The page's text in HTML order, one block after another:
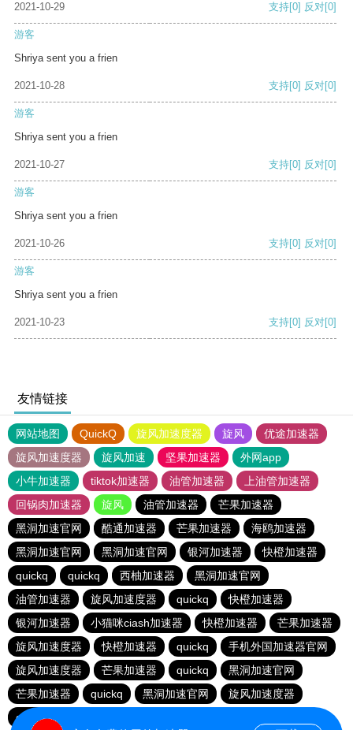
2021-10-29 支持[0] 反对[0]
游客
Shriya sent you a frien
2021-10-28 支持[0] 反对[0]
游客
Shriya sent you a frien
2021-10-27 支持[0] 反对[0]
游客
Shriya sent you a frien
2021-10-26 支持[0] 反对[0]
游客
Shriya sent you a frien
2021-10-23 支持[0] 反对[0]
友情链接
网站地图 QuickQ 旋风加速度器 旋风
优途加速器
旋风加速度器
旋风加速 坚果加速器
外网app
小牛加速器
tiktok加速器 油管加速器
上油管加速器
回锅肉加速器
旋风 油管加速器
芒果加速器
黑洞加速官网
酷通加速器 芒果加速器
海鸥加速器
黑洞加速官网
黑洞加速官网 银河加速器
快橙加速器
quickq
quickq 西柚加速器
黑洞加速官网
油管加速器
旋风加速度器 quickq
快橙加速器
银河加速器
小猫咪ciash加速器 快橙加速器
芒果加速器
旋风加速度器
快橙加速器 quickq
手机外国加速器官网
旋风加速度器
芒果加速器 quickq
黑洞加速官网
芒果加速器
quickq 黑洞加速官网
旋风加速度器
quickq